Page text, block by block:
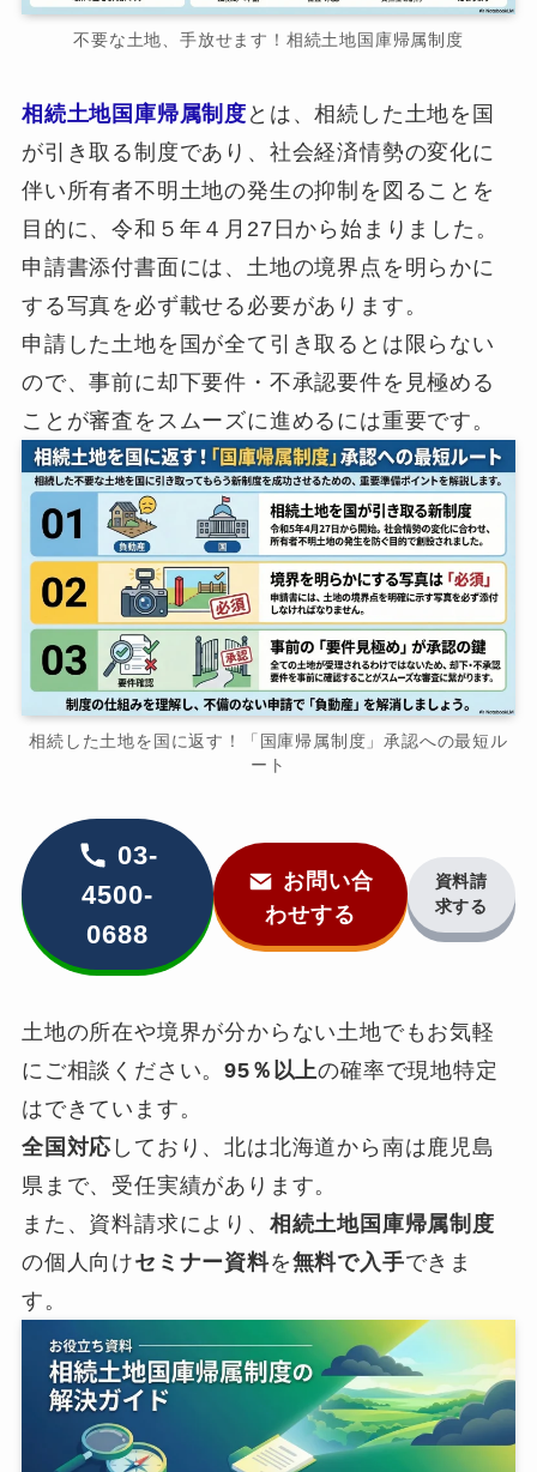
不要な土地、手放せます！相続土地国庫帰属制度
相続土地国庫帰属制度 とは、相続した土地を国
が引き取る制度であり、社会経済情勢の変化に
伴い所有者不明土地の発生の抑制を図ることを
目的に、令和５年４月27日から始まりました。
申請書添付書面には、土地の境界点を明らかに
する写真を必ず載せる必要があります。
申請した土地を国が全て引き取るとは限らない
ので、事前に却下要件・不承認要件を見極める
ことが審査をスムーズに進めるには重要です。
相続した土地を国に返す！「国庫帰属制度」承認への最短ル
ート
03-
4500-
0688
お問い合
わせする
資料請
求する
土地の所在や境界が分からない土地でもお気軽
にご相談ください。95％以上の確率で現地特定
はできています。
全国対応 しており、北は北海道から南は鹿児島
県まで、受任実績があります。
また、資料請求により、 相続土地国庫帰属制度
の個人向けセミナー資料を無料で入手できま
す。